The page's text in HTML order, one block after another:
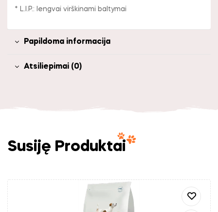
* L.I.P.: lengvai virškinami baltymai
Papildoma informacija
Atsiliepimai (0)
Susiję Produktai